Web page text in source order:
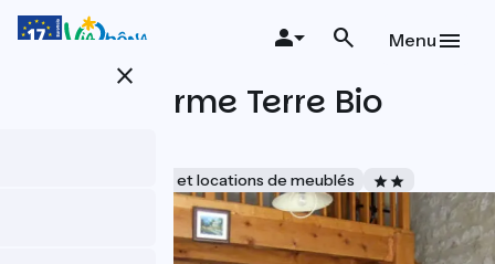
Aller
close
Menu
Gîte La Ferme Terre Bio
Gîtes et locations de meublés